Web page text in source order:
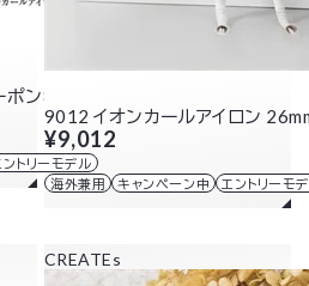
ン8/17まで】
ントリーモデル
9012 イオンカールアイロン
¥9,012
海外兼用 キャンペーン中 エントリーモ
CREATEs